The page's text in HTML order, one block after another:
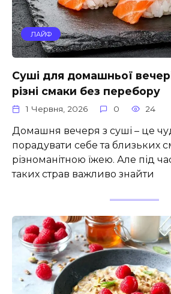
ЛАЙФ
Суші для домашньої
різні смаки без перебору
1 Червня, 2026 0 24
Домашня вечеря з суші – це
порадувати себе та близьких
різноманітною їжею. Але під
таких страв важливо знайти